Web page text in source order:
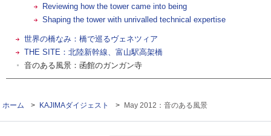
Reviewing how the tower came into being
Shaping the tower with unrivalled technical expertise
世界の橋なみ：橋で巡るヴェネツィア
THE SITE：北陸新幹線、富山駅高架橋
音のある風景：函館のガンガン寺
ホーム > KAJIMAダイジェスト > May 2012：音のある風景